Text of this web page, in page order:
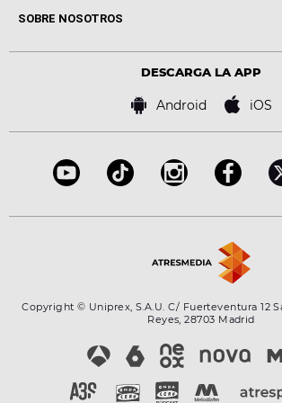
Locutores Europa FM
Cine y Televisión
Virales
SOBRE NOSOTROS
Bases de concursos
DESCARGA LA APP
Android iOS
Copyright © Uniprex, S.A.U. C/ Fuerteventura 12
Reyes, 28703 Madrid